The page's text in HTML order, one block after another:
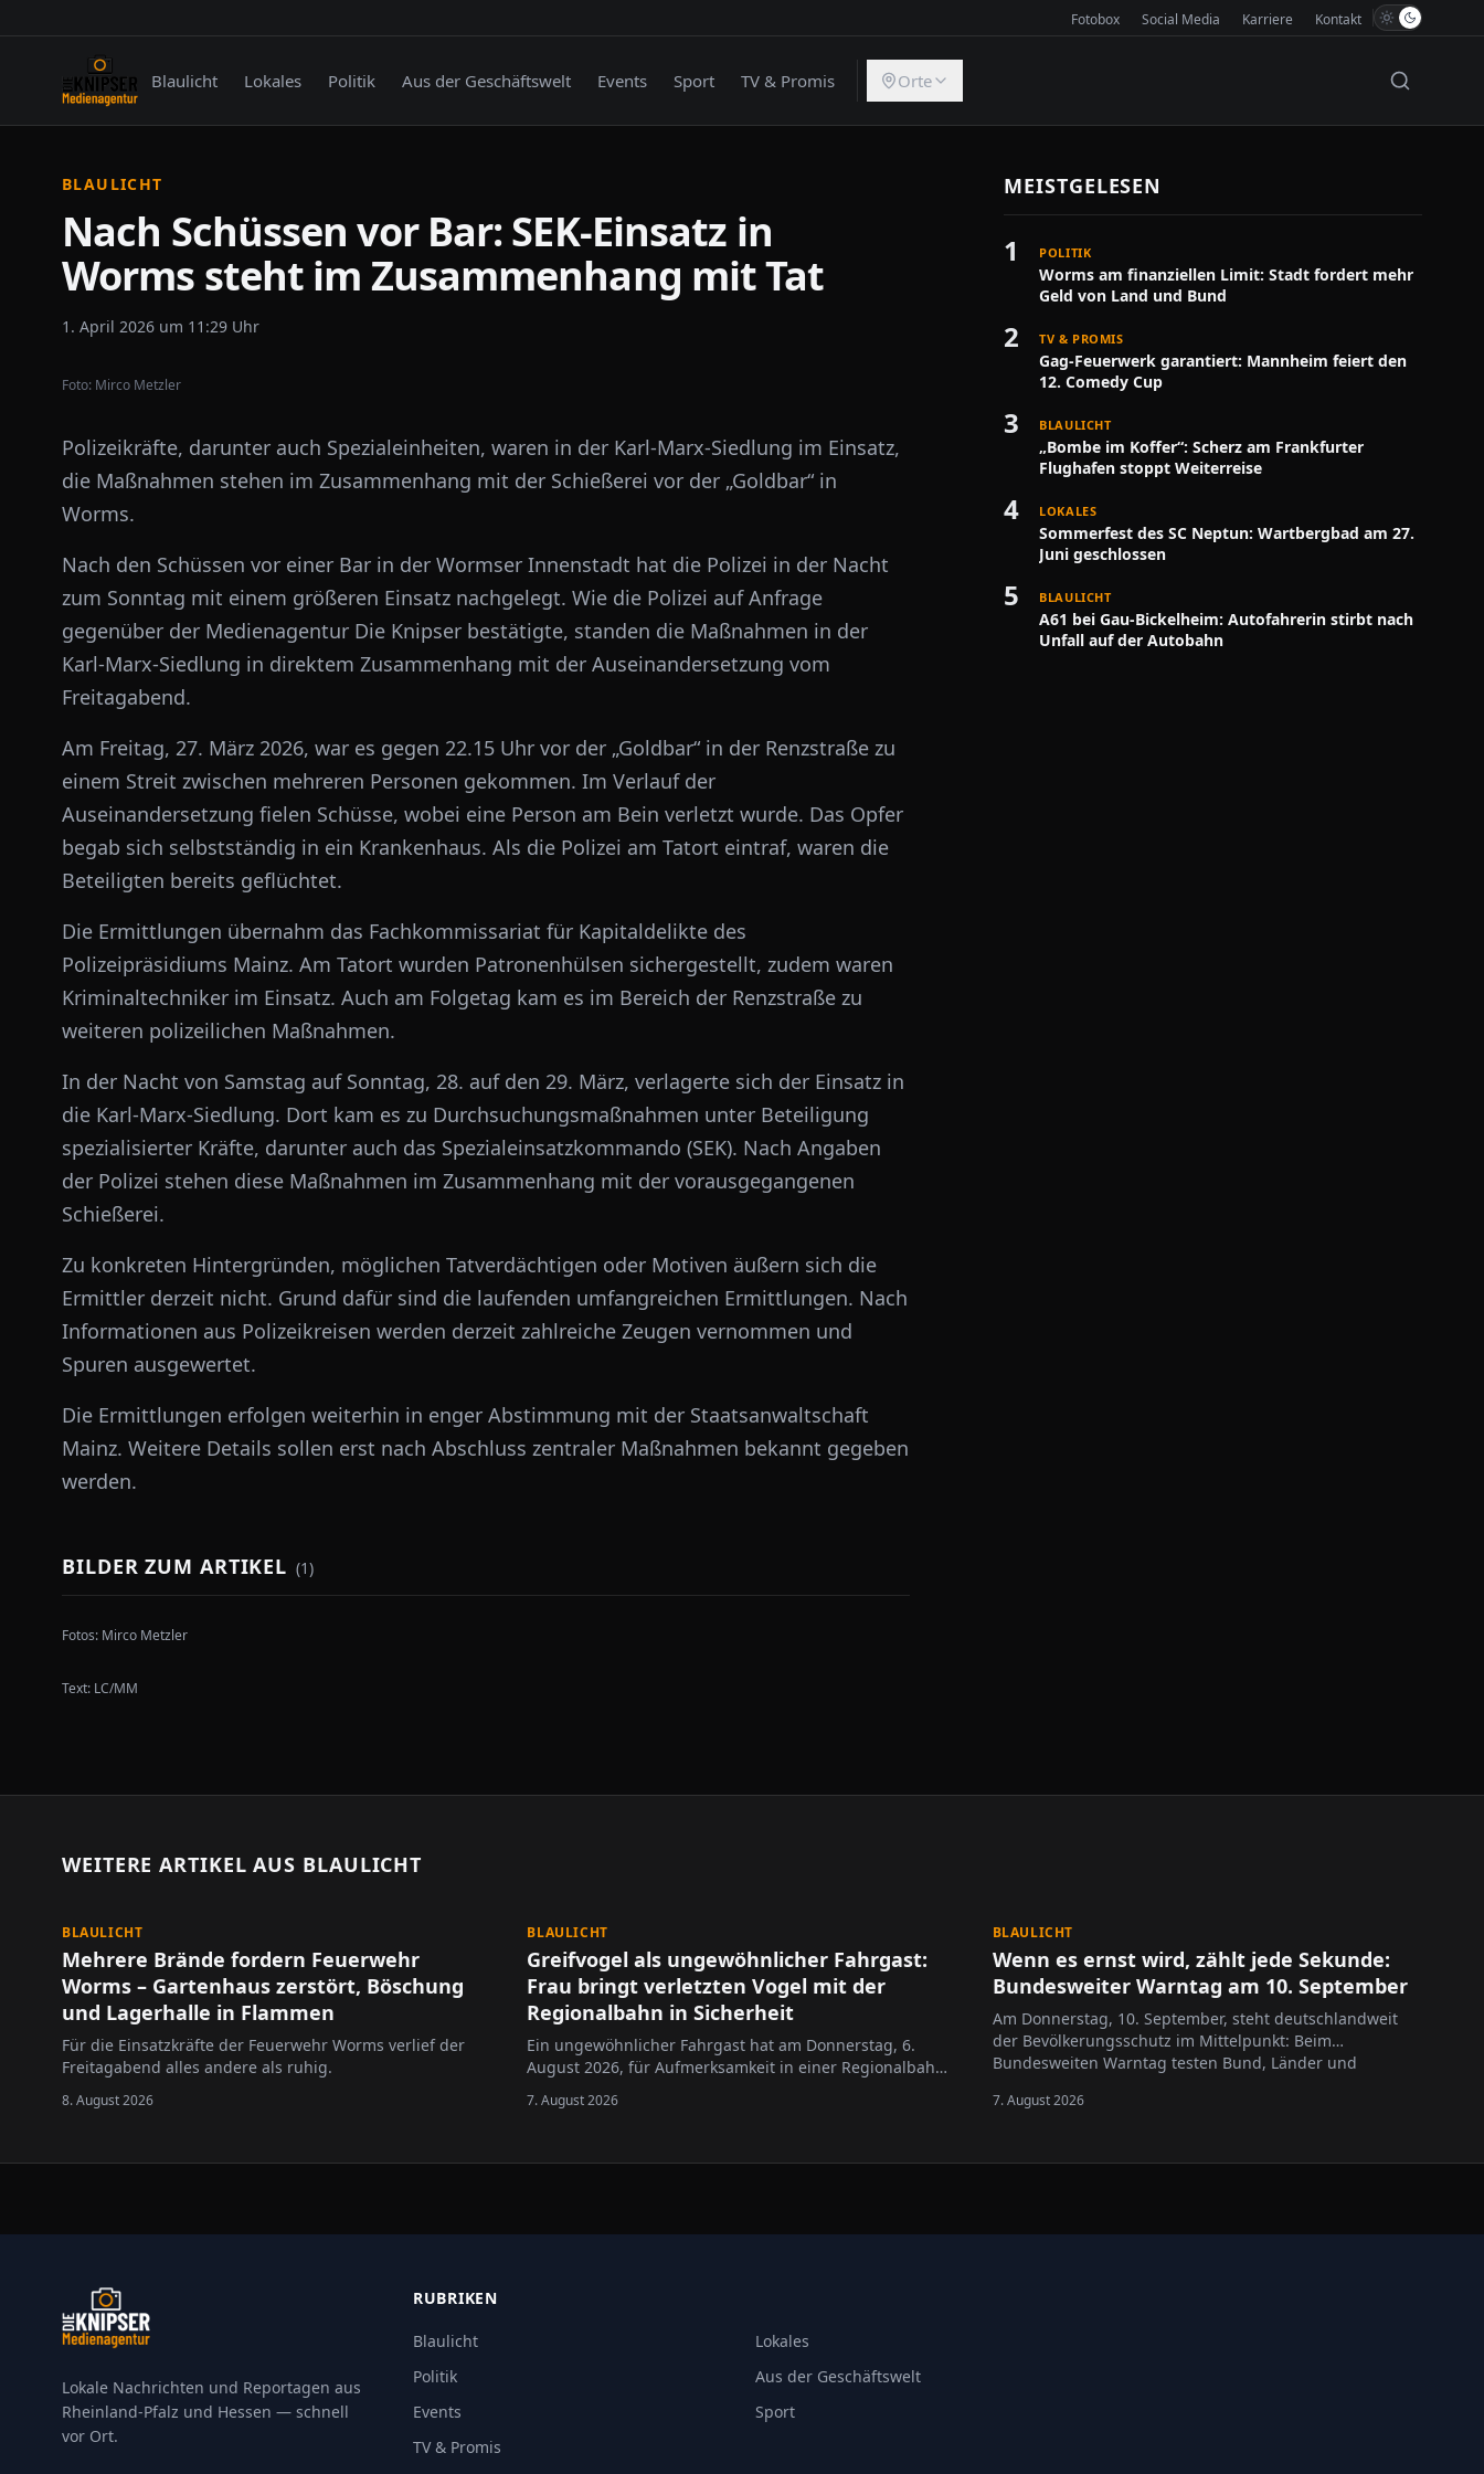
Fotobox Social Media Karriere Kontakt
Blaulicht Lokales Politik Aus der Geschäftswelt Events Sport TV & Promis Orte
BLAULICHT
Nach Schüssen vor Bar: SEK-Einsatz in
Worms steht im Zusammenhang mit Tat
1. April 2026 um 11:29 Uhr
Foto: Mirco Metzler
Polizeikräfte, darunter auch Spezialeinheiten, waren in der Karl-Marx-Siedlung im Einsatz,
die Maßnahmen stehen im Zusammenhang mit der Schießerei vor der „Goldbar“ in
Worms.
Nach den Schüssen vor einer Bar in der Wormser Innenstadt hat die Polizei in der Nacht
zum Sonntag mit einem größeren Einsatz nachgelegt. Wie die Polizei auf Anfrage
gegenüber der Medienagentur Die Knipser bestätigte, standen die Maßnahmen in der
Karl-Marx-Siedlung in direktem Zusammenhang mit der Auseinandersetzung vom
Freitagabend.
Am Freitag, 27. März 2026, war es gegen 22.15 Uhr vor der „Goldbar“ in der Renzstraße zu
einem Streit zwischen mehreren Personen gekommen. Im Verlauf der
Auseinandersetzung fielen Schüsse, wobei eine Person am Bein verletzt wurde. Das Opfer
begab sich selbstständig in ein Krankenhaus. Als die Polizei am Tatort eintraf, waren die
Beteiligten bereits geflüchtet.
Die Ermittlungen übernahm das Fachkommissariat für Kapitaldelikte des
Polizeipräsidiums Mainz. Am Tatort wurden Patronenhülsen sichergestellt, zudem waren
Kriminaltechniker im Einsatz. Auch am Folgetag kam es im Bereich der Renzstraße zu
weiteren polizeilichen Maßnahmen.
In der Nacht von Samstag auf Sonntag, 28. auf den 29. März, verlagerte sich der Einsatz in
die Karl-Marx-Siedlung. Dort kam es zu Durchsuchungsmaßnahmen unter Beteiligung
spezialisierter Kräfte, darunter auch das Spezialeinsatzkommando (SEK). Nach Angaben
der Polizei stehen diese Maßnahmen im Zusammenhang mit der vorausgegangenen
Schießerei.
Zu konkreten Hintergründen, möglichen Tatverdächtigen oder Motiven äußern sich die
Ermittler derzeit nicht. Grund dafür sind die laufenden umfangreichen Ermittlungen. Nach
Informationen aus Polizeikreisen werden derzeit zahlreiche Zeugen vernommen und
Spuren ausgewertet.
Die Ermittlungen erfolgen weiterhin in enger Abstimmung mit der Staatsanwaltschaft
Mainz. Weitere Details sollen erst nach Abschluss zentraler Maßnahmen bekannt gegeben
werden.
BILDER ZUM ARTIKEL (1)
Fotos: Mirco Metzler
Text: LC/MM
MEISTGELESEN
1 POLITIK
Worms am finanziellen Limit: Stadt fordert mehr
Geld von Land und Bund
2 TV & PROMIS
Gag-Feuerwerk garantiert: Mannheim feiert den
12. Comedy Cup
3 BLAULICHT
„Bombe im Koffer“: Scherz am Frankfurter
Flughafen stoppt Weiterreise
4 LOKALES
Sommerfest des SC Neptun: Wartbergbad am 27.
Juni geschlossen
5 BLAULICHT
A61 bei Gau-Bickelheim: Autofahrerin stirbt nach
Unfall auf der Autobahn
WEITERE ARTIKEL AUS BLAULICHT
BLAULICHT
Mehrere Brände fordern Feuerwehr
Worms – Gartenhaus zerstört, Böschung
und Lagerhalle in Flammen
Für die Einsatzkräfte der Feuerwehr Worms verlief der
Freitagabend alles andere als ruhig.
8. August 2026
BLAULICHT
Greifvogel als ungewöhnlicher Fahrgast:
Frau bringt verletzten Vogel mit der
Regionalbahn in Sicherheit
Ein ungewöhnlicher Fahrgast hat am Donnerstag, 6.
August 2026, für Aufmerksamkeit in einer Regionalbahn
Zug, nachdem sie das Tier am Vormittag mutmaßlich
7. August 2026
BLAULICHT
Wenn es ernst wird, zählt jede Sekunde:
Bundesweiter Warntag am 10. September
Am Donnerstag, 10. September, steht deutschlandweit
der Bevölkerungsschutz im Mittelpunkt: Beim
Bundesweiten Warntag testen Bund, Länder und
und Katastrophenfälle.
7. August 2026
Lokale Nachrichten und Reportagen aus
Rheinland-Pfalz und Hessen — schnell
vor Ort.
RUBRIKEN
Blaulicht
Lokales
Politik
Aus der Geschäftswelt
Events
Sport
TV & Promis